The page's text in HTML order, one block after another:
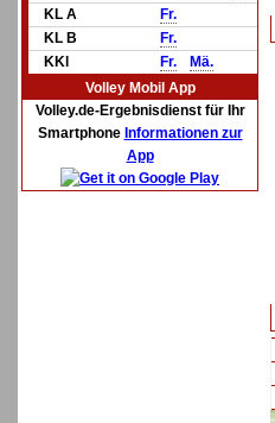
KL A
Fr.
KL B
Fr.
KKl
Fr.
Mä.
Volley Mobil App
Volley.de-Ergebnisdienst für Ihr
Smartphone Informationen zur
App